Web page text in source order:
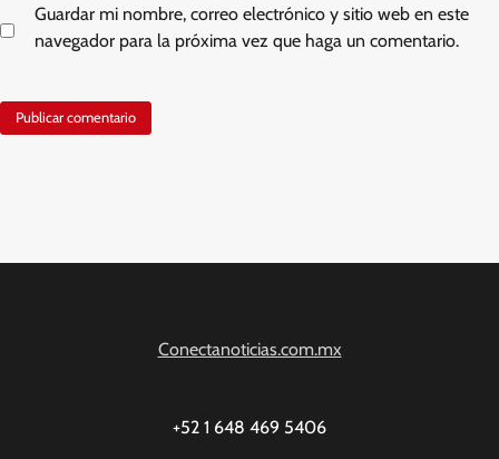
Guardar mi nombre, correo electrónico y sitio web en este
navegador para la próxima vez que haga un comentario.
Conectanoticias.com.mx
+52 1 648 469 5406